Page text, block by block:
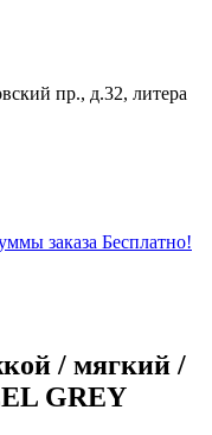
пр., д.32, литера
заказа Бесплатно!
/ мягкий /
GREY